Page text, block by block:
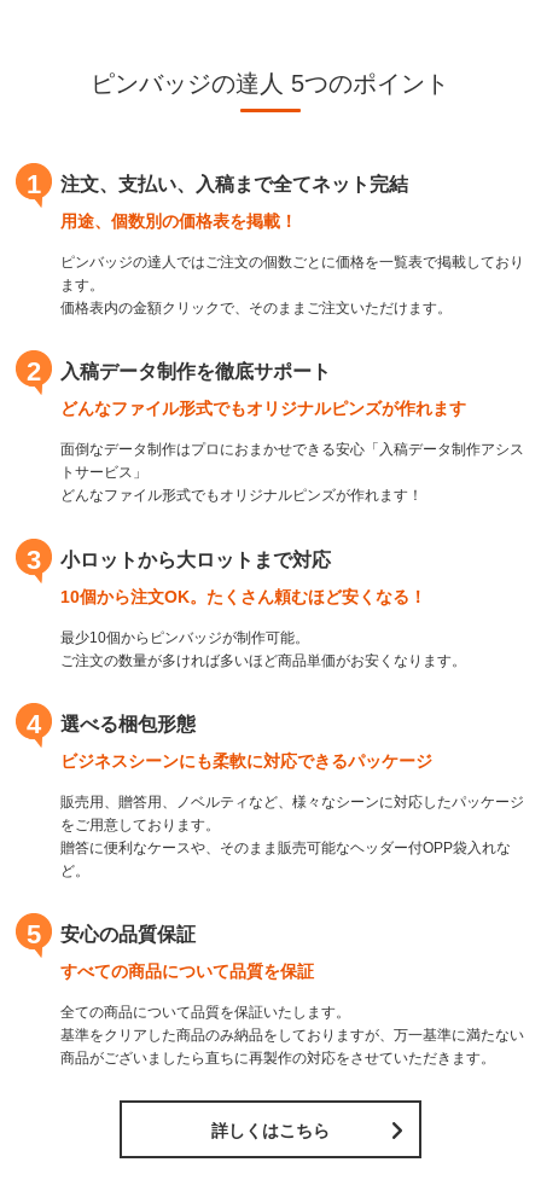
ピンバッジの達人 5つのポイント
1 注文、支払い、入稿まで全てネット完結
用途、個数別の価格表を掲載！
ピンバッジの達人ではご注文の個数ごとに価格を一覧表で掲載しており
ます。
価格表内の金額クリックで、そのままご注文いただけます。
2 入稿データ制作を徹底サポート
どんなファイル形式でもオリジナルピンズが作れます
面倒なデータ制作はプロにおまかせできる安心「入稿データ制作アシス
トサービス」
どんなファイル形式でもオリジナルピンズが作れます！
3 小ロットから大ロットまで対応
10個から注文OK。たくさん頼むほど安くなる！
最少10個からピンバッジが制作可能。
ご注文の数量が多ければ多いほど商品単価がお安くなります。
4 選べる梱包形態
ビジネスシーンにも柔軟に対応できるパッケージ
販売用、贈答用、ノベルティなど、様々なシーンに対応したパッケージ
をご用意しております。
贈答に便利なケースや、そのまま販売可能なヘッダー付OPP袋入れな
ど。
5 安心の品質保証
すべての商品について品質を保証
全ての商品について品質を保証いたします。
基準をクリアした商品のみ納品をしておりますが、万一基準に満たない
商品がございましたら直ちに再製作の対応をさせていただきます。
詳しくはこちら